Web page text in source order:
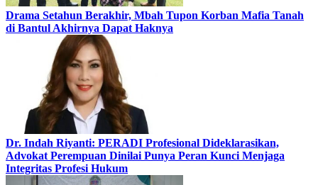
Drama Setahun Berakhir, Mbah Tupon Korban Mafia Tanah
di Bantul Akhirnya Dapat Haknya
Dr. Indah Riyanti: PERADI Profesional Dideklarasikan,
Advokat Perempuan Dinilai Punya Peran Kunci Menjaga
Integritas Profesi Hukum